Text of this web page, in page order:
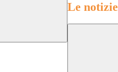
Le notizie